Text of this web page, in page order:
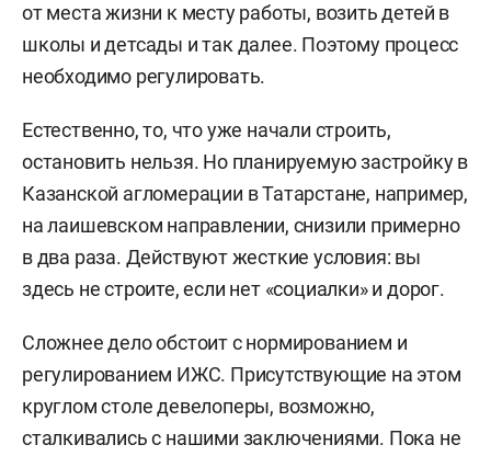
от места жизни к месту работы, возить детей в
школы и детсады и так далее. Поэтому процесс
необходимо регулировать.
Естественно, то, что уже начали строить,
остановить нельзя. Но планируемую застройку в
Казанской агломерации в Татарстане, например,
на лаишевском направлении, снизили примерно
в два раза. Действуют жесткие условия: вы
здесь не строите, если нет «социалки» и дорог.
Сложнее дело обстоит с нормированием и
регулированием ИЖС. Присутствующие на этом
круглом столе девелоперы, возможно,
сталкивались с нашими заключениями. Пока не